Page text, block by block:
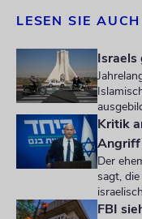
LESEN SIE AUCH
Israels
Kritik
Angriff
Der
sagt,
FBI